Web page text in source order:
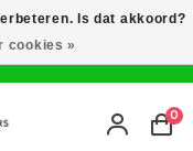
0
Is dat akkoord?
cookies »